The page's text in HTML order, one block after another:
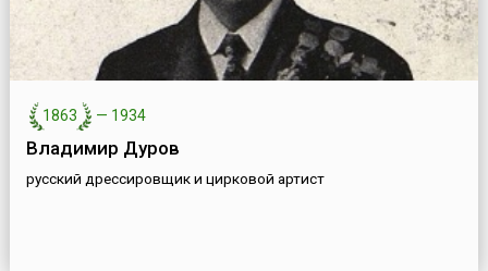
1863 — 1934
Владимир Дуров
русский дрессировщик и цирковой артист